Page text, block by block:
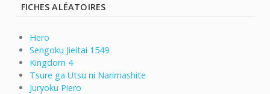
FICHES ALÉATOIRES
Hero
Sengoku Jieitai 1549
Kingdom 4
Tsure ga Utsu ni Narimashite
Juryoku Piero